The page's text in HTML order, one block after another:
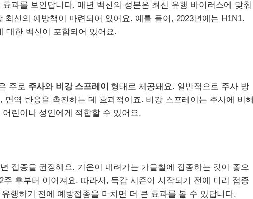
과를 보인답니다. 매년 백신의 성분은 최신 유행 바이러스에 맞춰
최신의 예방책이 마련되어 있어요. 예를 들어, 2023년에는 H1N1.
대한 백신이 포함되어 있어요.
주로 주사와 비강 스프레이
형태로 제공돼요. 일반적으로 주사 방
면역 반응을 촉진하는 데 효과적이죠. 비강 스프레이는 주사에 비해
린이나 성인에게 적합할 수 있어요.
접종을 권장해요. 기온이 내려가는 가을철에 접종하는 것이 좋으
주 후부터 이어져요. 따라서, 독감 시즌이 시작되기 전에 미리 접종
행하기 전에 예방접종을 마치면 더 큰 효과를 볼 수 있답니다.